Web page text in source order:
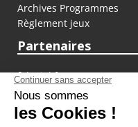
Archives Programmes
Règlement jeux
Partenaires
fiducial.fr
lyoncapitale.fr
olympique-et-lyonnais.com